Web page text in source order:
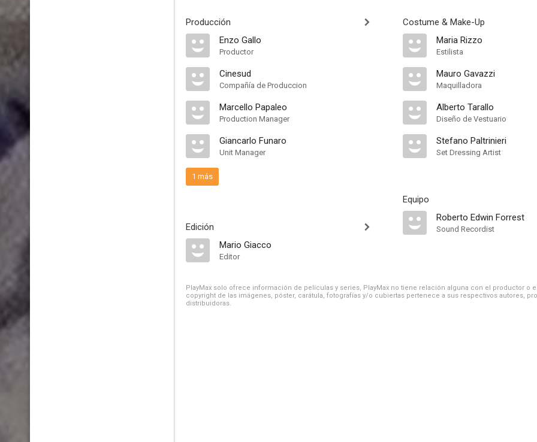
Producción
Enzo Gallo
Productor
Cinesud
Compañía de Produccion
Marcello Papaleo
Production Manager
Giancarlo Funaro
Unit Manager
1 más
Edición
Mario Giacco
Editor
Costume & Make-Up
Maria Rizzo
Estilista
Mauro Gavazzi
Maquilladora
Alberto Tarallo
Diseño de Vestuario
Stefano Paltrinieri
Set Dressing Artist
Equipo
Roberto Edwin Forrest
Sound Recordist
PlayMax solo ofrece información de películas y series, PlayMax no tiene relación alguna con el productor o
copyright de las imágenes, póster, carátula, fotografías y/o cubiertas pertenece a sus respectivos autores,
distribuidoras.